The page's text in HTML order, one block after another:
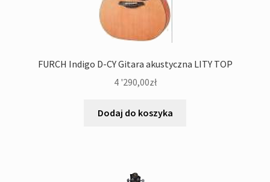
FURCH Indigo D-CY Gitara akustyczna LITY TOP
4 '290,00zł
Dodaj do koszyka